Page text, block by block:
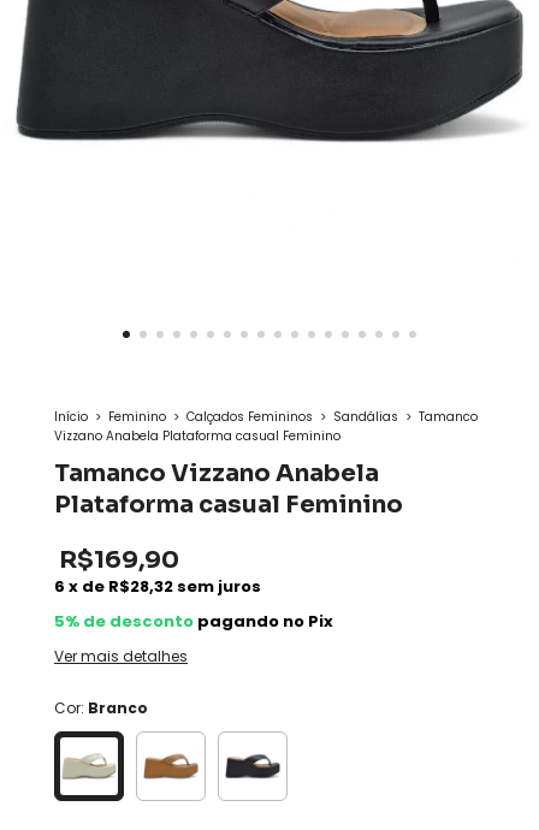
Início > Feminino > Calçados Femininos > Sandálias > Tamanco
Vizzano Anabela Plataforma casual Feminino
Tamanco Vizzano Anabela
Plataforma casual Feminino
R$169,90
6 x de R$28,32 sem juros
5% de desconto pagando no Pix
Ver mais detalhes
Cor: Branco